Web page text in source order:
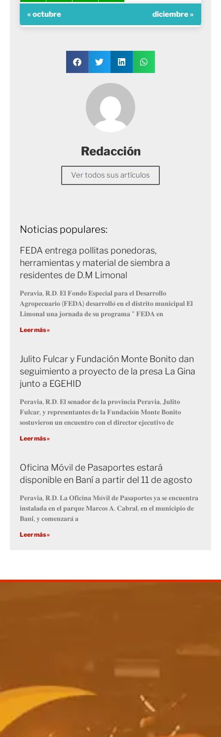
« octubre diciembre »
Redacción
Ver todos sus artículos
Noticias populares:
FEDA entrega pollitas ponedoras,
herramientas y material de siembra a
residentes de D.M Limonal
𝐏𝐞𝐫𝐚𝐯𝐢𝐚, 𝐑.𝐃. 𝐄𝐥 𝐅𝐨𝐧𝐝𝐨 𝐄𝐬𝐩𝐞𝐜𝐢𝐚𝐥 𝐩𝐚𝐫𝐚 𝐞𝐥 𝐃𝐞𝐬𝐚𝐫𝐫𝐨𝐥𝐥𝐨
𝐀𝐠𝐫𝐨𝐩𝐞𝐜𝐮𝐚𝐫𝐢𝐨 (𝐅𝐄𝐃𝐀) 𝐝𝐞𝐬𝐚𝐫𝐫𝐨𝐥𝐥𝐨́ 𝐞𝐧 𝐞𝐥 𝐝𝐢𝐬𝐭𝐫𝐢𝐭𝐨 𝐦𝐮𝐧𝐢𝐜𝐢𝐩𝐚𝐥 𝐄𝐥
𝐋𝐢𝐦𝐨𝐧𝐚𝐥 𝐮𝐧𝐚 𝐣𝐨𝐫𝐧𝐚𝐝𝐚 𝐝𝐞 𝐬𝐮 𝐩𝐫𝐨𝐠𝐫𝐚𝐦𝐚 “ 𝐅𝐄𝐃𝐀 𝐞𝐧
Leer más »
Julito Fulcar y Fundación Monte Bonito dan
seguimiento a proyecto de la presa La Gina
junto a EGEHID
𝐏𝐞𝐫𝐚𝐯𝐢𝐚, 𝐑.𝐃. 𝐄𝐥 𝐬𝐞𝐧𝐚𝐝𝐨𝐫 𝐝𝐞 𝐥𝐚 𝐩𝐫𝐨𝐯𝐢𝐧𝐜𝐢𝐚 𝐏𝐞𝐫𝐚𝐯𝐢𝐚, 𝐉𝐮𝐥𝐢𝐭𝐨
𝐅𝐮𝐥𝐜𝐚𝐫, 𝐲 𝐫𝐞𝐩𝐫𝐞𝐬𝐞𝐧𝐭𝐚𝐧𝐭𝐞𝐬 𝐝𝐞 𝐥𝐚 𝐅𝐮𝐧𝐝𝐚𝐜𝐢𝐨́𝐧 𝐌𝐨𝐧𝐭𝐞 𝐁𝐨𝐧𝐢𝐭𝐨
𝐬𝐨𝐬𝐭𝐮𝐯𝐢𝐞𝐫𝐨𝐧 𝐮𝐧 𝐞𝐧𝐜𝐮𝐞𝐧𝐭𝐫𝐨 𝐜𝐨𝐧 𝐞𝐥 𝐝𝐢𝐫𝐞𝐜𝐭𝐨𝐫 𝐞𝐣𝐞𝐜𝐮𝐭𝐢𝐯𝐨 𝐝𝐞
Leer más »
Oficina Móvil de Pasaportes estará
disponible en Baní a partir del 11 de agosto
𝐏𝐞𝐫𝐚𝐯𝐢𝐚, 𝐑.𝐃. 𝐋𝐚 𝐎𝐟𝐢𝐜𝐢𝐧𝐚 𝐌𝐨́𝐯𝐢𝐥 𝐝𝐞 𝐏𝐚𝐬𝐚𝐩𝐨𝐫𝐭𝐞𝐬 𝐲𝐚 𝐬𝐞 𝐞𝐧𝐜𝐮𝐞𝐧𝐭𝐫𝐚
𝐢𝐧𝐬𝐭𝐚𝐥𝐚𝐝𝐚 𝐞𝐧 𝐞𝐥 𝐩𝐚𝐫𝐪𝐮𝐞 𝐌𝐚𝐫𝐜𝐨𝐬 𝐀. 𝐂𝐚𝐛𝐫𝐚𝐥, 𝐞𝐧 𝐞𝐥 𝐦𝐮𝐧𝐢𝐜𝐢𝐩𝐢𝐨 𝐝𝐞
𝐁𝐚𝐧𝐢́, 𝐲 𝐜𝐨𝐦𝐞𝐧𝐳𝐚𝐫𝐚́ 𝐚
Leer más »